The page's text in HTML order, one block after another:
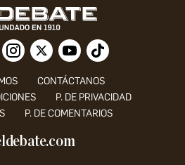
CONTÁCTANOS
P. DE PRIVACIDAD
P. DE COMENTARIOS